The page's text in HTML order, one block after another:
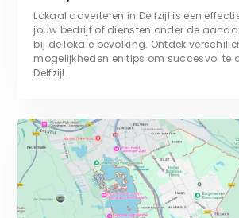
Lokaal adverteren in Delfzijl is een
jouw bedrijf of diensten onder de
bij de lokale bevolking. Ontdek
mogelijkheden en tips om succesvol te
Delfzijl.